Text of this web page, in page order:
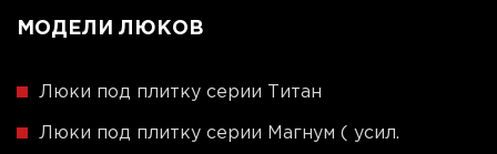
МОДЕЛИ ЛЮКОВ
Люки под плитку серии Титан
Люки под плитку серии Магнум ( усил.